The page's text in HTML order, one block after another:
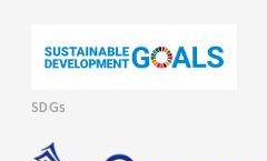
SDGs